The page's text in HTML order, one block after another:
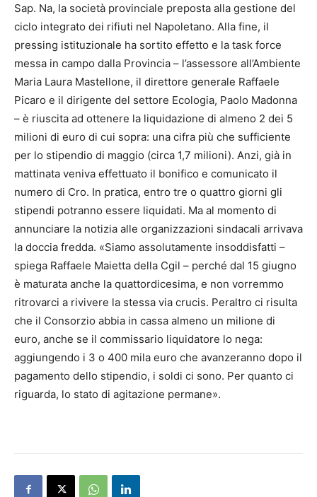
Sap. Na, la società provinciale preposta alla gestione del
ciclo integrato dei rifiuti nel Napoletano. Alla fine, il
pressing istituzionale ha sortito effetto e la task force
messa in campo dalla Provincia – l’assessore all’Ambiente
Maria Laura Mastellone, il direttore generale Raffaele
Picaro e il dirigente del settore Ecologia, Paolo Madonna
– è riuscita ad ottenere la liquidazione di almeno 2 dei 5
milioni di euro di cui sopra: una cifra più che sufficiente
per lo stipendio di maggio (circa 1,7 milioni). Anzi, già in
mattinata veniva effettuato il bonifico e comunicato il
numero di Cro. In pratica, entro tre o quattro giorni gli
stipendi potranno essere liquidati. Ma al momento di
annunciare la notizia alle organizzazioni sindacali arrivava
la doccia fredda. «Siamo assolutamente insoddisfatti –
spiega Raffaele Maietta della Cgil – perché dal 15 giugno
è maturata anche la quattordicesima, e non vorremmo
ritrovarci a rivivere la stessa via crucis. Peraltro ci risulta
che il Consorzio abbia in cassa almeno un milione di
euro, anche se il commissario liquidatore lo nega:
aggiungendo i 3 o 400 mila euro che avanzeranno dopo il
pagamento dello stipendio, i soldi ci sono. Per quanto ci
riguarda, lo stato di agitazione permane».